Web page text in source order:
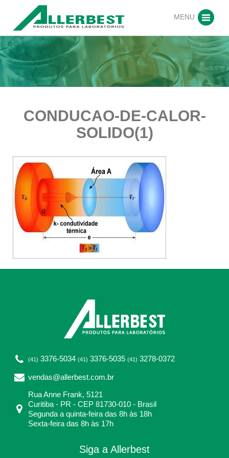
MENU
CONDUCAO-DE-CALOR-
SOLIDO(1)
(41) 3376-5034 (41) 3376-5035 (41) 3278-0372
vendas@allerbest.com.br
Rua Anne Frank, 5121
Curitiba - PR - CEP 81730-010 - Brasil
Segunda a quinta-feira das 8h às 18h
Sexta-feira das 8h às 17h
Siga a Allerbest